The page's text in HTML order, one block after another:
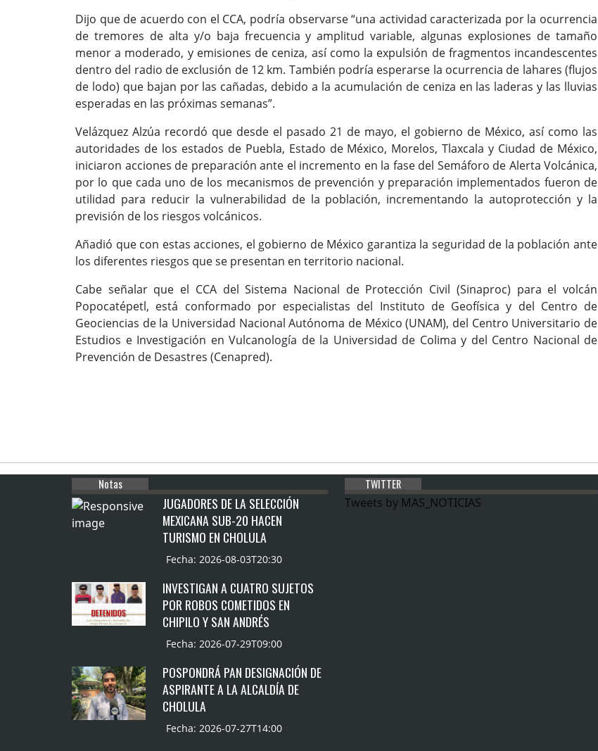
Dijo que de acuerdo con el CCA, podría observarse “una actividad caracterizada por la ocurrencia
de tremores de alta y/o baja frecuencia y amplitud variable, algunas explosiones de tamaño
menor a moderado, y emisiones de ceniza, así como la expulsión de fragmentos incandescentes
dentro del radio de exclusión de 12 km. También podría esperarse la ocurrencia de lahares (flujos
de lodo) que bajan por las cañadas, debido a la acumulación de ceniza en las laderas y las lluvias
esperadas en las próximas semanas”.
Velázquez Alzúa recordó que desde el pasado 21 de mayo, el gobierno de México, así como las
autoridades de los estados de Puebla, Estado de México, Morelos, Tlaxcala y Ciudad de México,
iniciaron acciones de preparación ante el incremento en la fase del Semáforo de Alerta Volcánica,
por lo que cada uno de los mecanismos de prevención y preparación implementados fueron de
utilidad para reducir la vulnerabilidad de la población, incrementando la autoprotección y la
previsión de los riesgos volcánicos.
Añadió que con estas acciones, el gobierno de México garantiza la seguridad de la población ante
los diferentes riesgos que se presentan en territorio nacional.
Cabe señalar que el CCA del Sistema Nacional de Protección Civil (Sinaproc) para el volcán
Popocatépetl, está conformado por especialistas del Instituto de Geofísica y del Centro de
Geociencias de la Universidad Nacional Autónoma de México (UNAM), del Centro Universitario de
Estudios e Investigación en Vulcanología de la Universidad de Colima y del Centro Nacional de
Prevención de Desastres (Cenapred).
Notas
JUGADORES DE LA SELECCIÓN
MEXICANA SUB-20 HACEN
TURISMO EN CHOLULA
Fecha: 2026-08-03T20:30
INVESTIGAN A CUATRO SUJETOS
POR ROBOS COMETIDOS EN
CHIPILO Y SAN ANDRÉS
Fecha: 2026-07-29T09:00
POSPONDRÁ PAN DESIGNACIÓN DE
ASPIRANTE A LA ALCALDÍA DE
CHOLULA
Fecha: 2026-07-27T14:00
TWITTER
Tweets by MAS_NOTICIAS